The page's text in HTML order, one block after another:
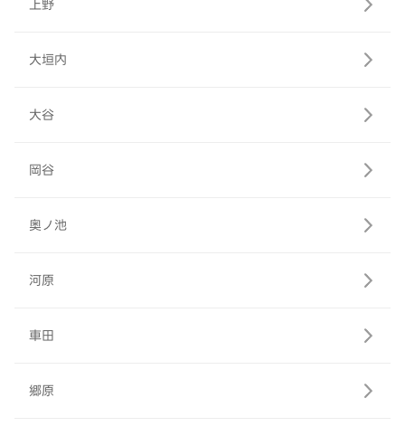
上野
大垣内
大谷
岡谷
奥ノ池
河原
車田
郷原